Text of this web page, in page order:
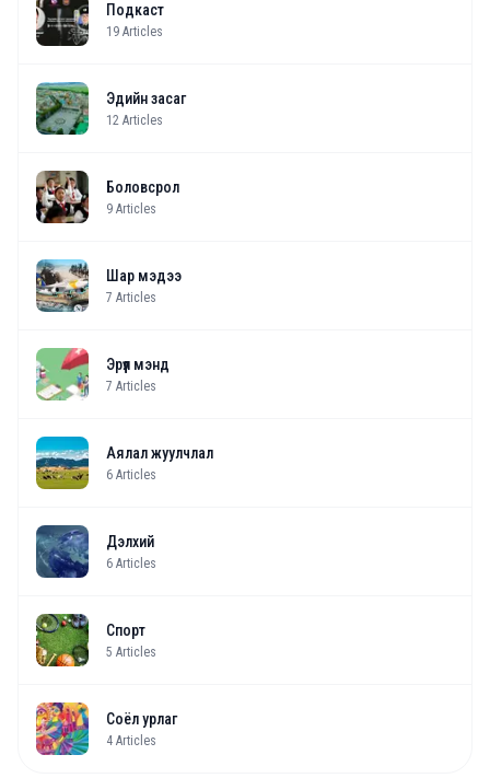
Подкаст
19 Articles
Эдийн засаг
12 Articles
Боловсрол
9 Articles
Шар мэдээ
7 Articles
Эрүүл мэнд
7 Articles
Аялал жуулчлал
6 Articles
Дэлхий
6 Articles
Спорт
5 Articles
Соёл урлаг
4 Articles